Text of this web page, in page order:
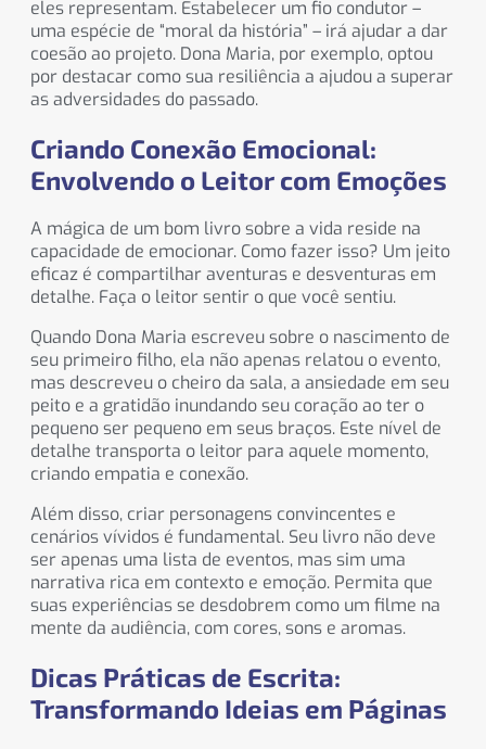
eles representam. Estabelecer um fio condutor –
uma espécie de “moral da história” – irá ajudar a dar
coesão ao projeto. Dona Maria, por exemplo, optou
por destacar como sua resiliência a ajudou a superar
as adversidades do passado.
Criando Conexão Emocional:
Envolvendo o Leitor com Emoções
A mágica de um bom livro sobre a vida reside na
capacidade de emocionar. Como fazer isso? Um jeito
eficaz é compartilhar aventuras e desventuras em
detalhe. Faça o leitor sentir o que você sentiu.
Quando Dona Maria escreveu sobre o nascimento de
seu primeiro filho, ela não apenas relatou o evento,
mas descreveu o cheiro da sala, a ansiedade em seu
peito e a gratidão inundando seu coração ao ter o
pequeno ser pequeno em seus braços. Este nível de
detalhe transporta o leitor para aquele momento,
criando empatia e conexão.
Além disso, criar personagens convincentes e
cenários vívidos é fundamental. Seu livro não deve
ser apenas uma lista de eventos, mas sim uma
narrativa rica em contexto e emoção. Permita que
suas experiências se desdobrem como um filme na
mente da audiência, com cores, sons e aromas.
Dicas Práticas de Escrita:
Transformando Ideias em Páginas